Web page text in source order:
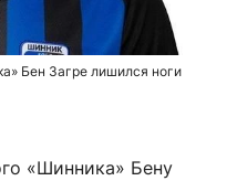
Бен Загре лишился ноги
«Шинника» Бену